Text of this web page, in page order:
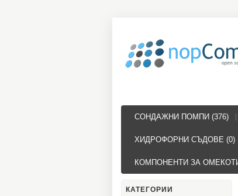
СОНДАЖНИ ПОМПИ (376)
ХИДРОФОРНИ СЪДОВЕ (0)
КОМПОНЕНТИ ЗА
КАТЕГОРИИ